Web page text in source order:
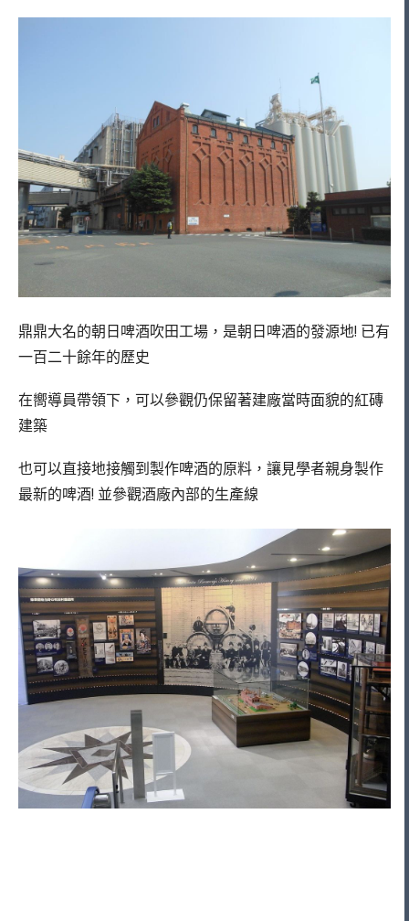
鼎鼎大名的朝日啤酒吹田工場，是朝日啤酒的發源地! 已有
一百二十餘年的歷史
在嚮導員帶領下，可以參觀仍保留著建廠當時面貌的紅磚
建築
也可以直接地接觸到製作啤酒的原料，讓見學者親身製作
最新的啤酒! 並參觀酒廠內部的生產線